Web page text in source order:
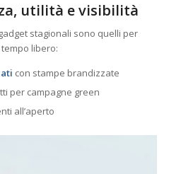
utilità e visibilità
stagionali sono quelli per
libero:
con stampe brandizzate
per campagne green
all’aperto